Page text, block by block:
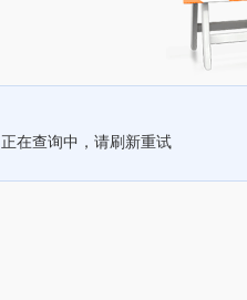
正在查询中，请刷新重试